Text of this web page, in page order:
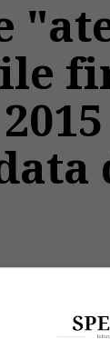
2016.
" a